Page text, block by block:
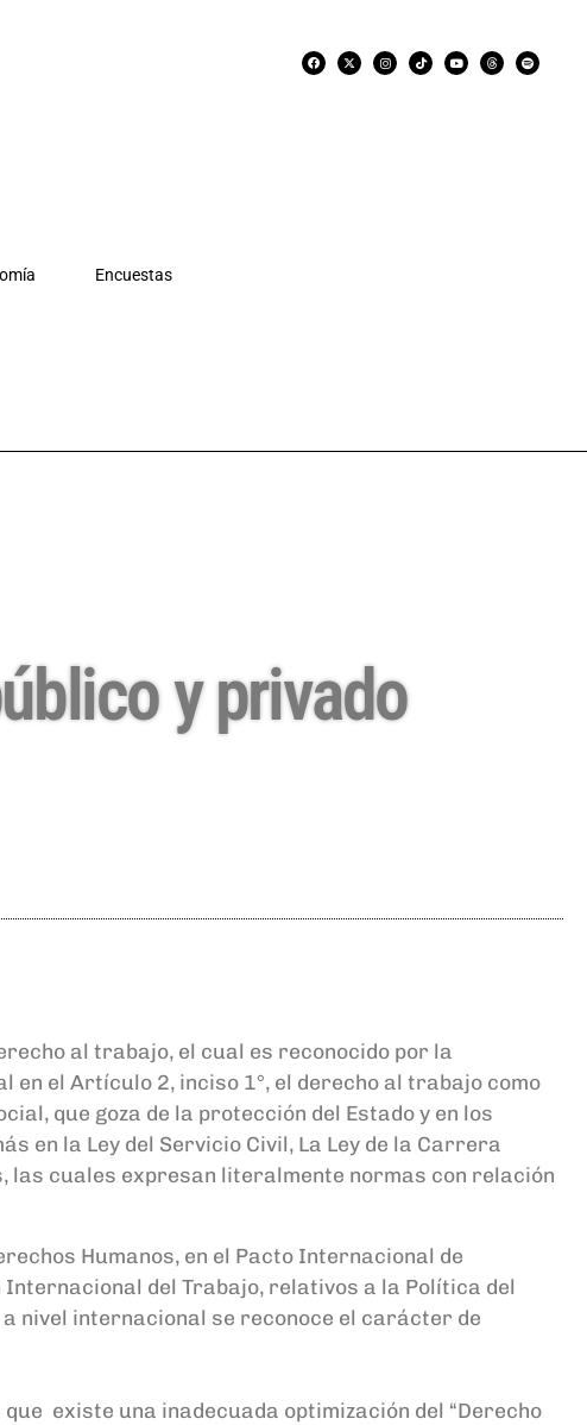
Encuestas
y privado
al trabajo, el cual es reconocido por la
en el Artículo 2, inciso 1°, el derecho al trabajo como
que goza de la protección del Estado y en los
en la Ley del Servicio Civil, La Ley de la Carrera
, las cuales expresan literalmente normas con relación
Humanos, en el Pacto Internacional de
Internacional del Trabajo, relativos a la Política del
a nivel internacional se reconoce el carácter de
que existe una inadecuada optimización del “Derecho